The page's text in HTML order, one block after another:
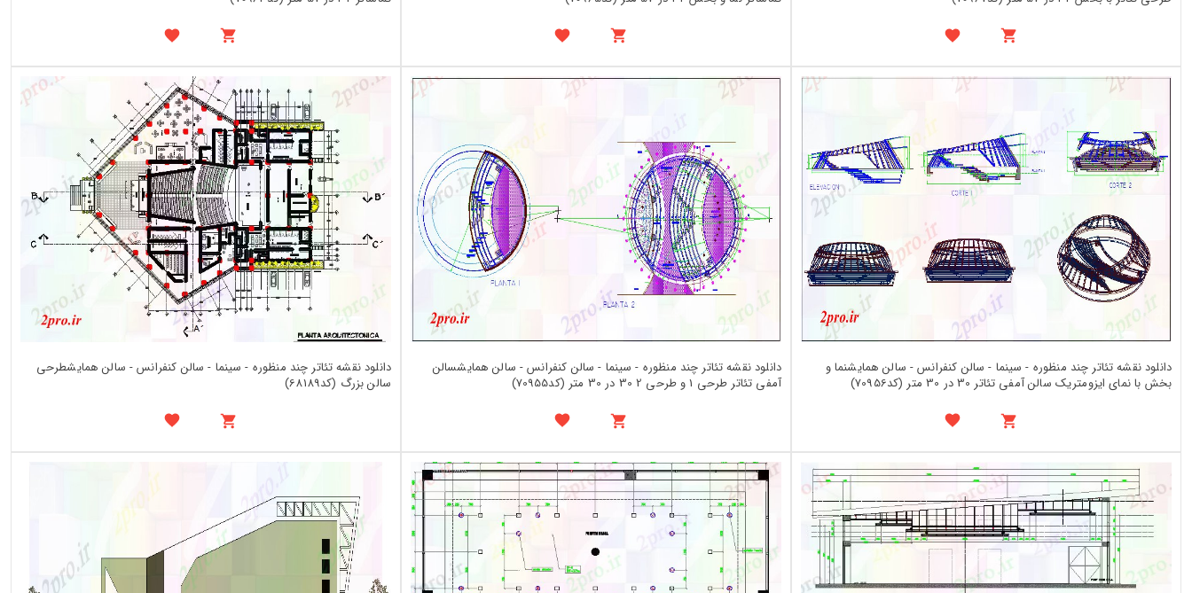
دانلود نقشه تئاتر چند منظوره - سینما - سالن کنفرانس - سالن همایشنما و
بخش با نمای ایزومتریک سالن آمفی تئاتر 30 در 30 متر (کد70956)
دانلود نقشه تئاتر چند منظوره - سینما - سالن کنفرانس - سالن همایشسالن
آمفی تئاتر طرحی 1 و طرحی 2 30 در 30 متر (کد70955)
دانلود نقشه تئاتر چند منظوره - سینما - سالن کنفرانس - سالن همایشطرحی
سالن بزرگ (کد68189)